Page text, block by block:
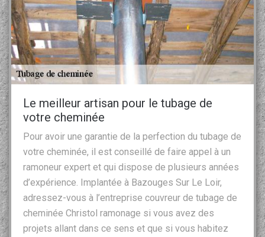
Le meilleur artisan pour le tubage de
votre cheminée
Pour avoir une garantie de la perfection du tubage de
votre cheminée, il est conseillé de faire appel à un
ramoneur expert et qui dispose de plusieurs années
d’expérience. Implantée à Bazouges Sur Le Loir,
adressez-vous à l’entreprise couvreur de tubage de
cheminée Christol ramonage si vous avez des
projets allant dans ce sens et que si vous habitez